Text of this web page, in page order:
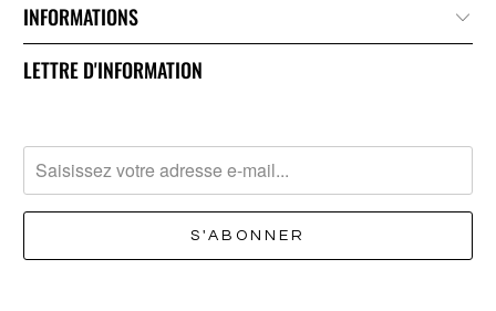
INFORMATIONS
LETTRE D'INFORMATION